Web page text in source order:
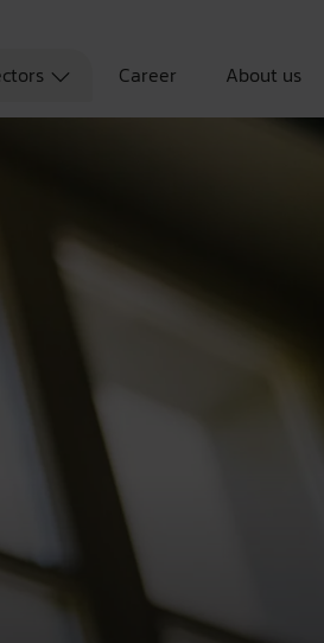
Career About us